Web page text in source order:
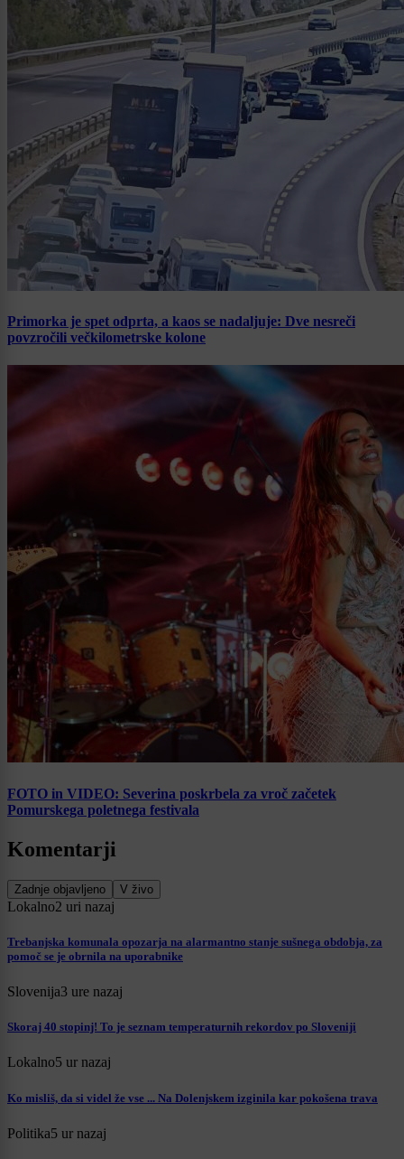
Primorka je spet odprta, a kaos se nadaljuje: Dve nesreči
povzročili večkilometrske kolone
FOTO in VIDEO: Severina poskrbela za vroč začetek
Pomurskega poletnega festivala
Komentarji
Zadnje objavljeno V živo
Lokalno2 uri nazaj
Trebanjska komunala opozarja na alarmantno stanje sušnega obdobja, za
pomoč se je obrnila na uporabnike
Slovenija3 ure nazaj
Skoraj 40 stopinj! To je seznam temperaturnih rekordov po Sloveniji
Lokalno5 ur nazaj
Ko misliš, da si videl že vse ... Na Dolenjskem izginila kar pokošena trava
Politika5 ur nazaj